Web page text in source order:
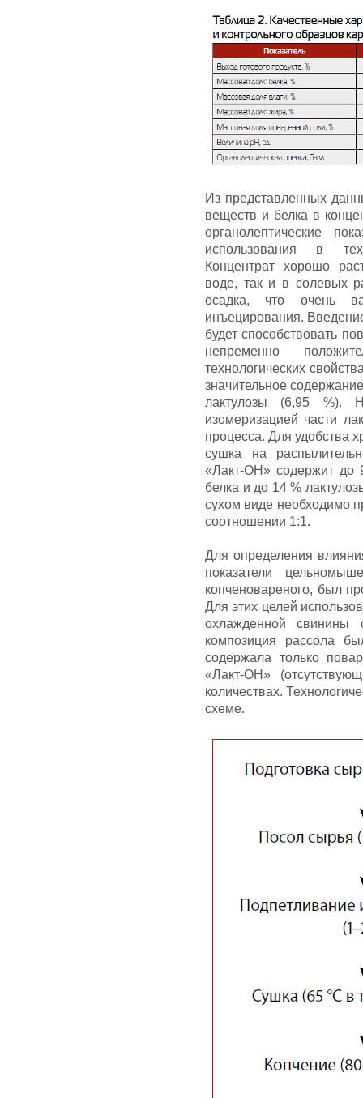
Из представленных
веществ и белка в
органолептические
использования в
Концентрат хорошо
воде, так и в солевых
осадка, что очень
инъецирования.
будет способствовать
непременно
технологических
значительное
лактулозы (6,95 %).
изомеризацией части
процесса. Для удобства
сушка на
«Лакт-ОН» содержит до
белка и до 14 %
сухом виде необходимо
соотношении 1:1.
Для определения
показатели
копченовареного, был
Для этих целей
охлажденной свинины
композиция рассола
содержала только
«Лакт-ОН»
количествах.
схеме.